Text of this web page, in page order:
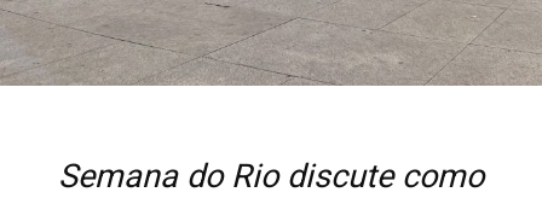
Semana do Rio discute como